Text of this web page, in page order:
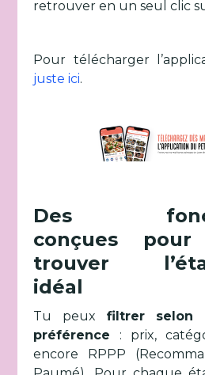
retrouver en un seul clic
Pour télécharger
juste ici.
Des
conçues
trouver
idéal
Tu peuxfiltrer
selon
préférence : prix,
encore RPPP